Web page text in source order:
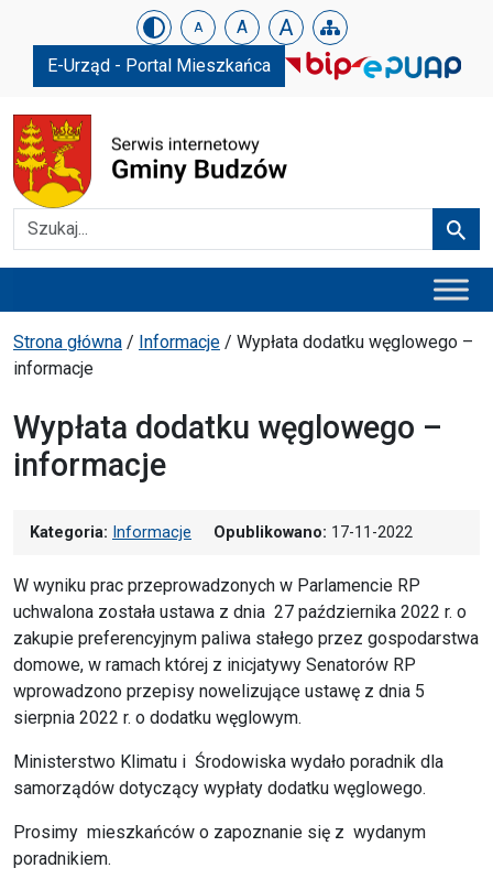
Urząd Gminy w Budzowie
Skip menu A A A
E-Urząd - Portal Mieszkańca
Szukaj
Ścieżka powrotu
Strona główna / Informacje / Wypłata dodatku węglowego –
informacje
Wypłata dodatku węglowego –
informacje
Kategoria: Informacje Opublikowano: 17-11-2022
W wyniku prac przeprowadzonych w Parlamencie RP
uchwalona została ustawa z dnia 27 października 2022 r. o
zakupie preferencyjnym paliwa stałego przez gospodarstwa
domowe, w ramach której z inicjatywy Senatorów RP
wprowadzono przepisy nowelizujące ustawę z dnia 5
sierpnia 2022 r. o dodatku węglowym.
Ministerstwo Klimatu i Środowiska wydało poradnik dla
samorządów dotyczący wypłaty dodatku węglowego.
Prosimy mieszkańców o zapoznanie się z wydanym
poradnikiem.